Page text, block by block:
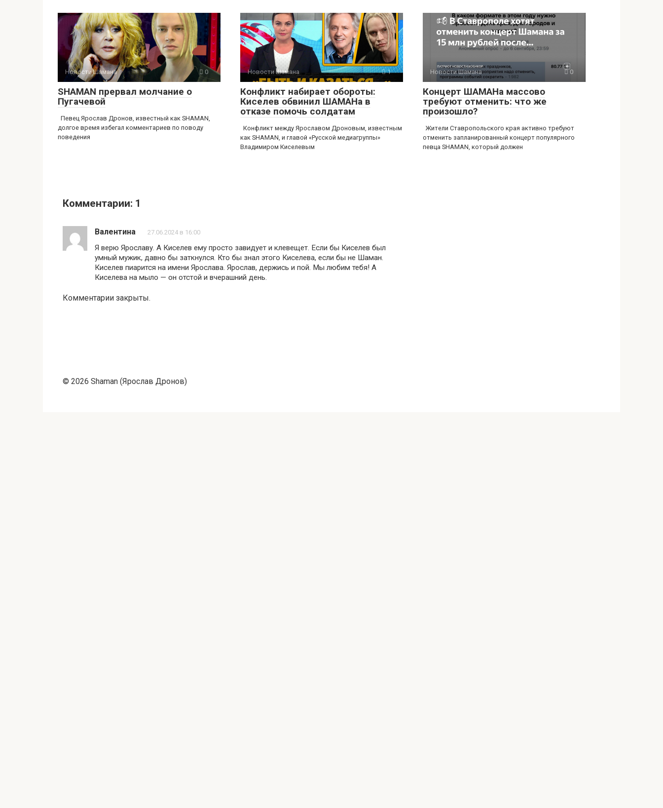
Новости Шамана 0
SHAMAN прервал молчание о
Пугачевой
Певец Ярослав Дронов, известный как SHAMAN,
долгое время избегал комментариев по поводу
поведения
Новости Шамана 1
Конфликт набирает обороты:
Киселев обвинил ШАМАНа в
отказе помочь солдатам
Конфликт между Ярославом Дроновым, известным
как SHAMAN, и главой «Русской медиагруппы»
Владимиром Киселевым
Новости Шамана 0
Концерт ШАМАНа массово
требуют отменить: что же
произошло?
Жители Ставропольского края активно требуют
отменить запланированный концерт популярного
певца SHAMAN, который должен
Комментарии: 1
Валентина 27.06.2024 в 16:00
Я верю Ярославу. А Киселев ему просто завидует и клевещет. Если бы Киселев был
умный мужик, давно бы заткнулся. Кто бы знал этого Киселева, если бы не Шаман.
Киселев пиарится на имени Ярослава. Ярослав, держись и пой. Мы любим тебя! А
Киселева на мыло — он отстой и вчерашний день.
Комментарии закрыты.
© 2026 Shaman (Ярослав Дронов)